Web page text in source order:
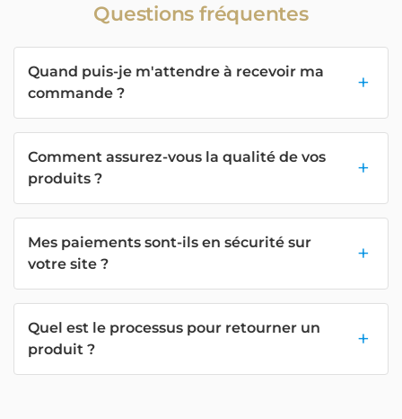
Questions fréquentes
Quand puis-je m'attendre à recevoir ma
commande ?
Comment assurez-vous la qualité de vos
produits ?
Mes paiements sont-ils en sécurité sur
votre site ?
Quel est le processus pour retourner un
produit ?